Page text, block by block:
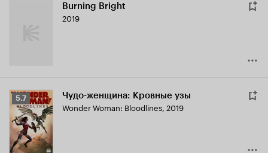
Burning Bright
2019
Рейтинг
Кинопоиска
5.7
5.7 Чудо-женщина: Кровные узы
Wonder Woman: Bloodlines, 2019